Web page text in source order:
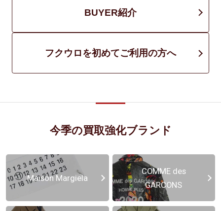
BUYER紹介
フクウロを初めてご利用の方へ
今季の買取強化ブランド
Maison Margiela
COMME des
GARCONS